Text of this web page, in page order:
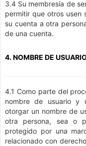
3.4 Su membresía de
permitir que otros usen
su cuenta a otra
de una cuenta.
4. NOMBRE DE
4.1 Como parte del
nombre de usuario y
otorgar un nombre de
otra persona, sea o
protegido por una
relacionado con